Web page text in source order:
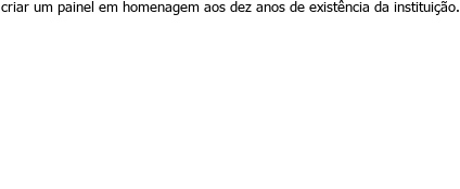
criar um painel em homenagem aos dez anos de existência da instituição.